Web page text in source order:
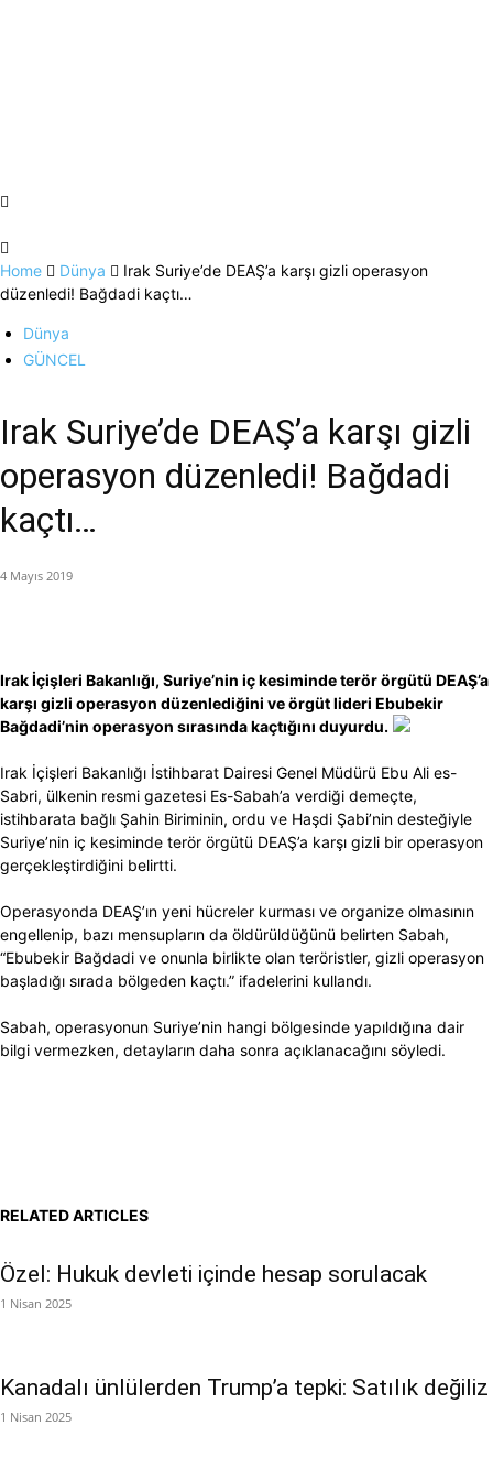
Home Dünya
Irak Suriye’de DEAŞ’a karşı gizli operasyon
düzenledi! Bağdadi kaçtı…
Dünya
GÜNCEL
Irak Suriye’de DEAŞ’a karşı gizli
operasyon düzenledi! Bağdadi
kaçtı…
4 Mayıs 2019
Irak İçişleri Bakanlığı, Suriye’nin iç kesiminde terör örgütü DEAŞ’a
karşı gizli operasyon düzenlediğini ve örgüt lideri Ebubekir
Bağdadi’nin operasyon sırasında kaçtığını duyurdu.
Irak İçişleri Bakanlığı İstihbarat Dairesi Genel Müdürü Ebu Ali es-
Sabri, ülkenin resmi gazetesi Es-Sabah’a verdiği demeçte,
istihbarata bağlı Şahin Biriminin, ordu ve Haşdi Şabi’nin desteğiyle
Suriye’nin iç kesiminde terör örgütü DEAŞ’a karşı gizli bir operasyon
gerçekleştirdiğini belirtti.
Operasyonda DEAŞ’ın yeni hücreler kurması ve organize olmasının
engellenip, bazı mensupların da öldürüldüğünü belirten Sabah,
“Ebubekir Bağdadi ve onunla birlikte olan teröristler, gizli operasyon
başladığı sırada bölgeden kaçtı.” ifadelerini kullandı.
Sabah, operasyonun Suriye’nin hangi bölgesinde yapıldığına dair
bilgi vermezken, detayların daha sonra açıklanacağını söyledi.
RELATED ARTICLES
Özel: Hukuk devleti içinde hesap sorulacak
1 Nisan 2025
Kanadalı ünlülerden Trump’a tepki: Satılık değiliz
1 Nisan 2025